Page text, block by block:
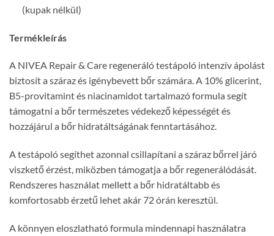
(kupak nélkül)
Termékleírás
A NIVEA Repair & Care regeneráló testápoló intenzív ápolást
biztosít a száraz és igénybevett bőr számára. A 10% glicerint,
B5-provitamint és niacinamidot tartalmazó formula segít
támogatni a bőr természetes védekező képességét és
hozzájárul a bőr hidratáltságának fenntartásához.
A testápoló segíthet azonnal csillapítani a száraz bőrrel járó
viszkető érzést, miközben támogatja a bőr regenerálódását.
Rendszeres használat mellett a bőr hidratáltabb és
komfortosabb érzetű lehet akár 72 órán keresztül.
A könnyen eloszlatható formula mindennapi használatra